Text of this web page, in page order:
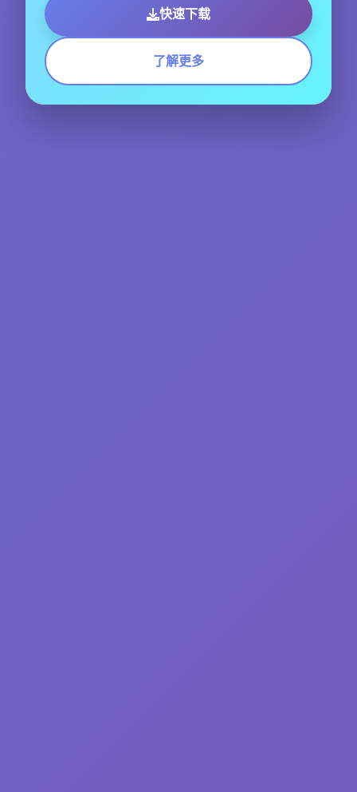
快速下载
了解更多